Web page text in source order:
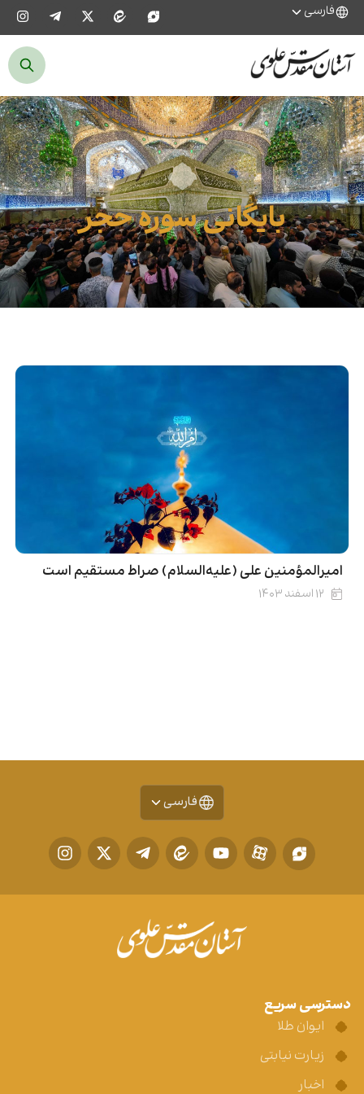
فارسی
بایگانی سوره حجر
امیرالمؤمنین علی (علیه‌السلام) صراط مستقیم است
۱۲ اسفند ۱۴۰۳
فارسی
دسترسی سریع
ایوان طلا
زیارت نیابتی
اخبار